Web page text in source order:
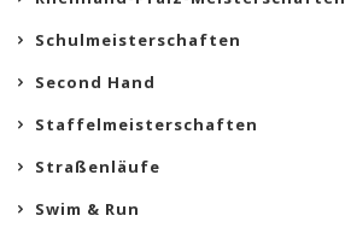
Schulmeisterschaften
Second Hand
Staffelmeisterschaften
Straßenläufe
Swim & Run